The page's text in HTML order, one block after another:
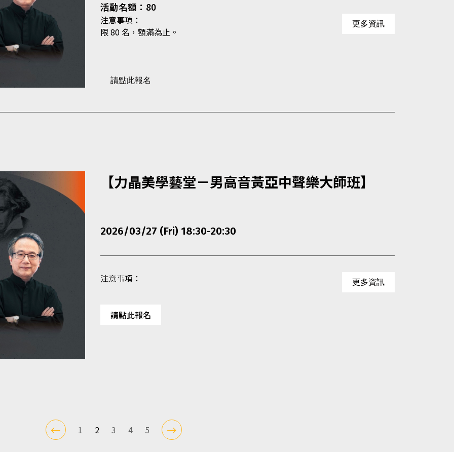
活動名額：80
注意事項：
限 80 名，額滿為止。
請點此報名
更多資訊
【力晶美學藝堂－男高音黃亞中聲樂大師班】
2026/03/27 (Fri) 18:30-20:30
注意事項：
請點此報名
更多資訊
1 2 3 4 5